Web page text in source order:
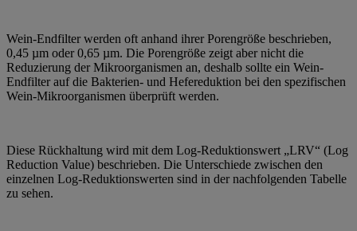
Wein-Endfilter werden oft anhand ihrer Porengröße beschrieben,
0,45 µm oder 0,65 µm. Die Porengröße zeigt aber nicht die
Reduzierung der Mikroorganismen an, deshalb sollte ein Wein-
Endfilter auf die Bakterien- und Hefereduktion bei den spezifischen
Wein-Mikroorganismen überprüft werden.
Diese Rückhaltung wird mit dem Log-Reduktionswert „LRV“ (Log
Reduction Value) beschrieben. Die Unterschiede zwischen den
einzelnen Log-Reduktionswerten sind in der nachfolgenden Tabelle
zu sehen.